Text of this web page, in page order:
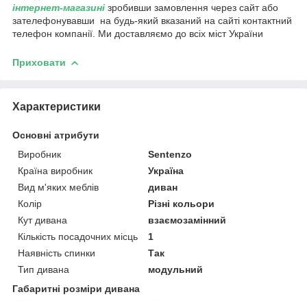
інтернет-магазині зробивши замовлення через сайт або
зателефонувавши на будь-який вказаний на сайті контактний
телефон компанії. Ми доставляємо до всіх міст України
Приховати
Характеристики
Основні атрибути
Виробник
Sentenzo
Країна виробник
Україна
Вид м'яких меблів
диван
Колір
Різні кольори
Кут дивана
взаємозамінний
Кількість посадочних місць
1
Наявність спинки
Так
Тип дивана
модульний
Габаритні розміри дивана